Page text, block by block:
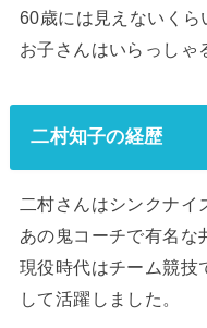
60歳には見えないくら
お子さんはいらっしゃ
二村知子の経歴
二村さんはシンクナイ
あの鬼コーチで有名な
現役時代はチーム競技
して活躍しました。